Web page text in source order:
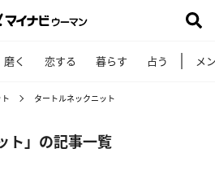
磨く 恋する 暮らす 占う メ
タートルネックニット
ト」の記事一覧